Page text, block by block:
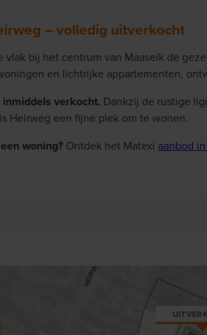
– volledig uitverkocht
vlak bij het centrum van Maaseik de
en lichtrijke appartementen,
verkocht. Dankzij de rustige
Heirweg een fijne plek om te wonen.
woning? Ontdek het Matexi aanbod